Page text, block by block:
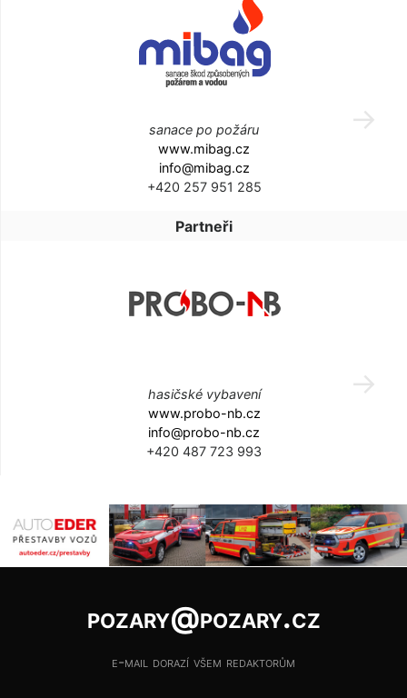
sanace po požáru
www.mibag.cz
info@mibag.cz
+420 257 951 285
Partneři
hasičské vybavení
www.probo-nb.cz
info@probo-nb.cz
+420 487 723 993
pozary@pozary.cz
e-mail dorazí všem redaktorům